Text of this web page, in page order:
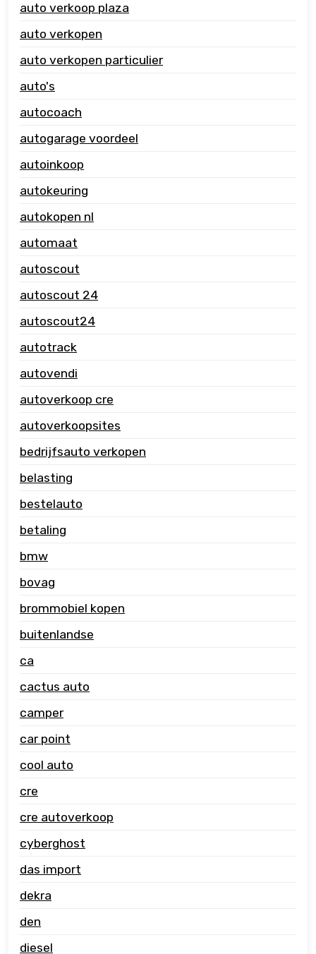
auto verkoop plaza
auto verkopen
auto verkopen particulier
auto's
autocoach
autogarage voordeel
autoinkoop
autokeuring
autokopen nl
automaat
autoscout
autoscout 24
autoscout24
autotrack
autovendi
autoverkoop cre
autoverkoopsites
bedrijfsauto verkopen
belasting
bestelauto
betaling
bmw
bovag
brommobiel kopen
buitenlandse
ca
cactus auto
camper
car point
cool auto
cre
cre autoverkoop
cyberghost
das import
dekra
den
diesel